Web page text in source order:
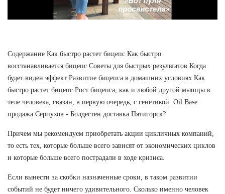
Содержание Как быстро растет бицепс Как быстро
восстанавливается бицепс Советы для быстрых результатов Когда
будет виден эффект Развитие бицепса в домашних условиях Как
быстро растет бицепс Рост бицепса, как и любой другой мышцы в
теле человека, связан, в первую очередь, с генетикой. Oil Base
продажа Серпухов - Болдестен доставка Пятигорск?
Причем мы рекомендуем приобретать акции цикличных компаний,
то есть тех, которые больше всего зависят от экономических циклов
и которые больше всего пострадали в ходе кризиса.
Если вынести за скобки назначенные сроки, в таком развитии
событий не будет ничего удивительного. Сколько именно человек